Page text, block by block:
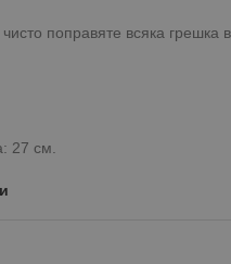
поправяте всяка грешка
27 см.